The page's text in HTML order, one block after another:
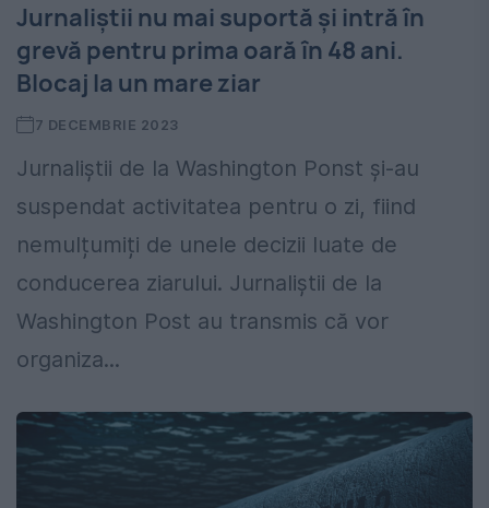
Jurnaliștii nu mai suportă și intră în
grevă pentru prima oară în 48 ani.
Blocaj la un mare ziar
7 DECEMBRIE 2023
Jurnaliștii de la Washington Ponst și-au
suspendat activitatea pentru o zi, fiind
nemulțumiți de unele decizii luate de
conducerea ziarului. Jurnaliştii de la
Washington Post au transmis că vor
organiza...